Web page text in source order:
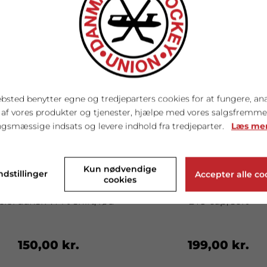
dansk VM t-shirt, rød
150,00 kr.
DIU cap, sort
199,00 kr.
benytter egne og tredjeparters cookies for at fungere,
vores produkter og tjenester, hjælpe med vores
indsats og levere indhold fra tredjeparter. Læs
Kun nødvendige
cookies
Accepter alle